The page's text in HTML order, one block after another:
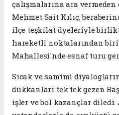
çalışmalarına ara vermeden
Mehmet Sait Kılıç,
ilçe teşkilat üyeleriyle
hareketli noktalarından
Mahallesi'nde esnaf turu
Sıcak ve samimi
dükkanları tek tek gezen
işler ve bol kazançlar diledi.